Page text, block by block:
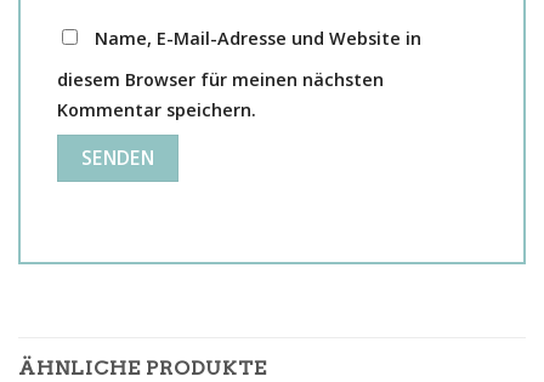
Name, E-Mail-Adresse und Website in
diesem Browser für meinen nächsten
Kommentar speichern.
ÄHNLICHE PRODUKTE